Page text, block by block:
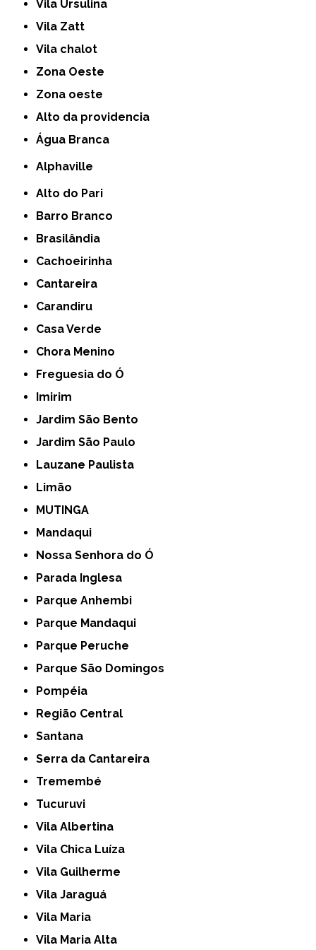
Vila Ursulina
Vila Zatt
Vila chalot
Zona Oeste
Zona oeste
alto da providencia
Água Branca
Alphaville
Alto do Pari
Barro Branco
Brasilândia
Cachoeirinha
Cantareira
Carandiru
Casa Verde
Chora Menino
Freguesia do Ó
Imirim
Jardim São Bento
Jardim São Paulo
Lauzane Paulista
Limão
MUTINGA
Mandaqui
Nossa Senhora do Ó
Parada Inglesa
Parque Anhembi
Parque Mandaqui
Parque Peruche
Parque São Domingos
Pompéia
Região Central
Santana
Serra da Cantareira
Tremembé
Tucuruvi
Vila Albertina
Vila Chica Luíza
Vila Guilherme
Vila Jaraguá
Vila Maria
Vila Maria Alta